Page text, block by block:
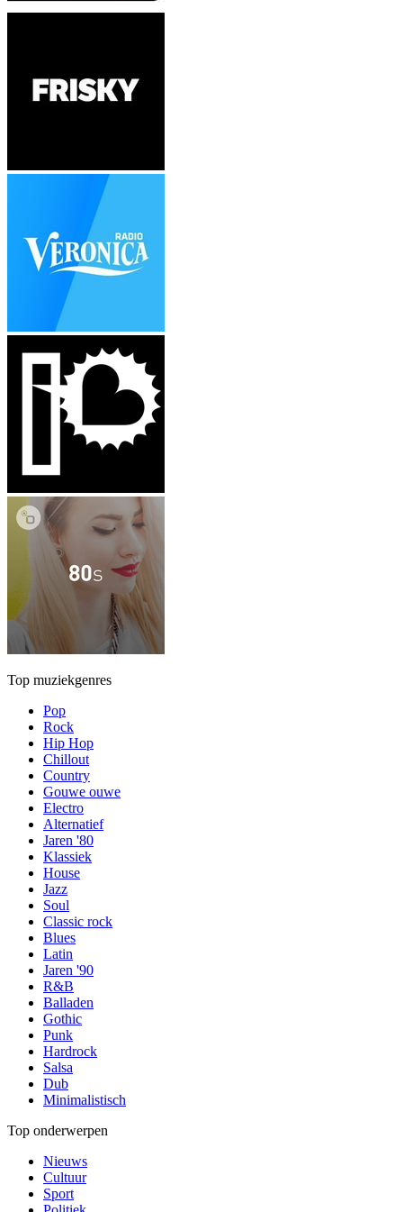
Top muziekgenres
Pop
Rock
Hip Hop
Chillout
Country
Gouwe ouwe
Electro
Alternatief
Jaren '80
Klassiek
House
Jazz
Soul
Classic rock
Blues
Latin
Jaren '90
R&B
Balladen
Gothic
Punk
Hardrock
Salsa
Dub
Minimalistisch
Top onderwerpen
Nieuws
Cultuur
Sport